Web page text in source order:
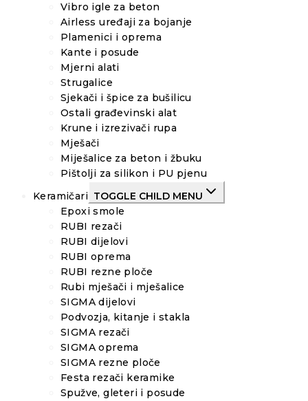
Vibro igle za beton
Airless uređaji za bojanje
Plamenici i oprema
Kante i posude
Mjerni alati
Strugalice
Sjekači i špice za bušilicu
Ostali građevinski alat
Krune i izrezivači rupa
Mješači
Miješalice za beton i žbuku
Pištolji za silikon i PU pjenu
Keramičari TOGGLE CHILD MENU
Epoxi smole
RUBI rezači
RUBI dijelovi
RUBI oprema
RUBI rezne ploče
Rubi mješači i mješalice
SIGMA dijelovi
Podvozja, kitanje i stakla
SIGMA rezači
SIGMA oprema
SIGMA rezne ploče
Festa rezači keramike
Spužve, gleteri i posude